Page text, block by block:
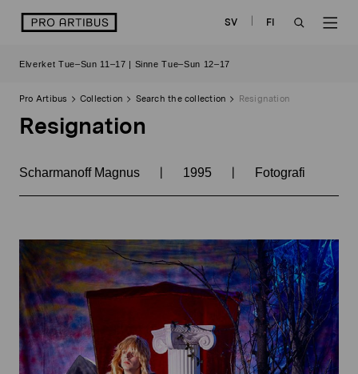
logo SV
FI
Elverket Tue–Sun 11–17 | Sinne Tue–Sun 12–17
Pro Artibus Collection Search the collection Resignation
Resignation
Scharmanoff Magnus | 1995 | Fotografi